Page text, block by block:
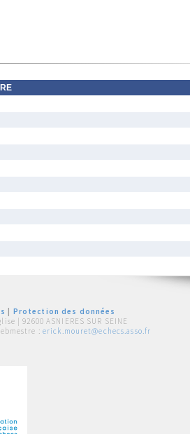
Protection des données
| 92600 ASNIERES SUR SEINE
: erick.mouret@echecs.asso.fr